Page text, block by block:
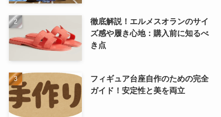
徹底解説！エルメスオランのサイ
ズ感や履き心地：購入前に知るべ
き点
フィギュア台座自作のための完全
ガイド！安定性と美を両立